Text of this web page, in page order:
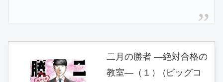
二月の勝者 ―絶対合格の
教室―（１） (ビッグコ